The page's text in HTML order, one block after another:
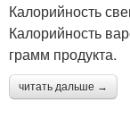
Калорийность
Калорийность
грамм продукта.
читать дальше →